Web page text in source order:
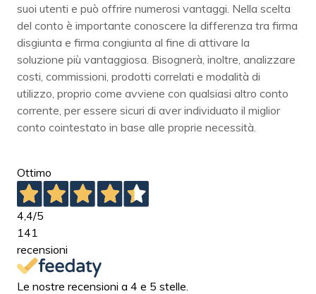
suoi utenti e può offrire numerosi vantaggi. Nella scelta
del conto è importante conoscere la differenza tra firma
disgiunta e firma congiunta al fine di attivare la
soluzione più vantaggiosa. Bisognerà, inoltre, analizzare
costi, commissioni, prodotti correlati e modalità di
utilizzo, proprio come avviene con qualsiasi altro conto
corrente, per essere sicuri di aver individuato il miglior
conto cointestato in base alle proprie necessità.
Ottimo
4,4/5
141
recensioni
Le nostre recensioni a 4 e 5 stelle.